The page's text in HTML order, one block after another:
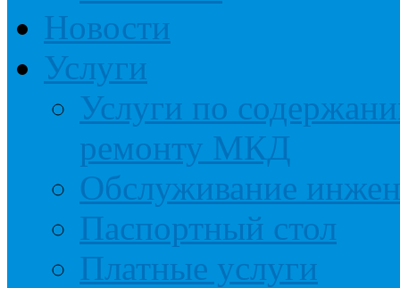
Новости
Услуги
Услуги по
ремонту МКД
Обслуживание
Паспортный стол
Платные услуги